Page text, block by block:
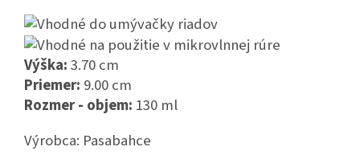
Výška:3.70 cm
Priemer: 9.00 cm
Rozmer - objem: 130 ml
Výrobca: Pasabahce